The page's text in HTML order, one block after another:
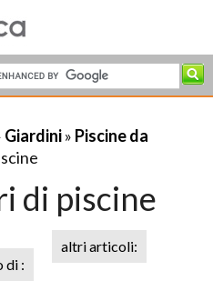
Giardini» Piscine da
di piscine
di :
altri articoli: